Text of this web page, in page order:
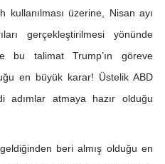
kullanılması üzerine, Nisan ayı
gerçekleştirilmesi yönünde
bu talimat Trump’ın göreve
en büyük karar! Üstelik ABD
adımlar atmaya hazır olduğu
beri almış olduğu en